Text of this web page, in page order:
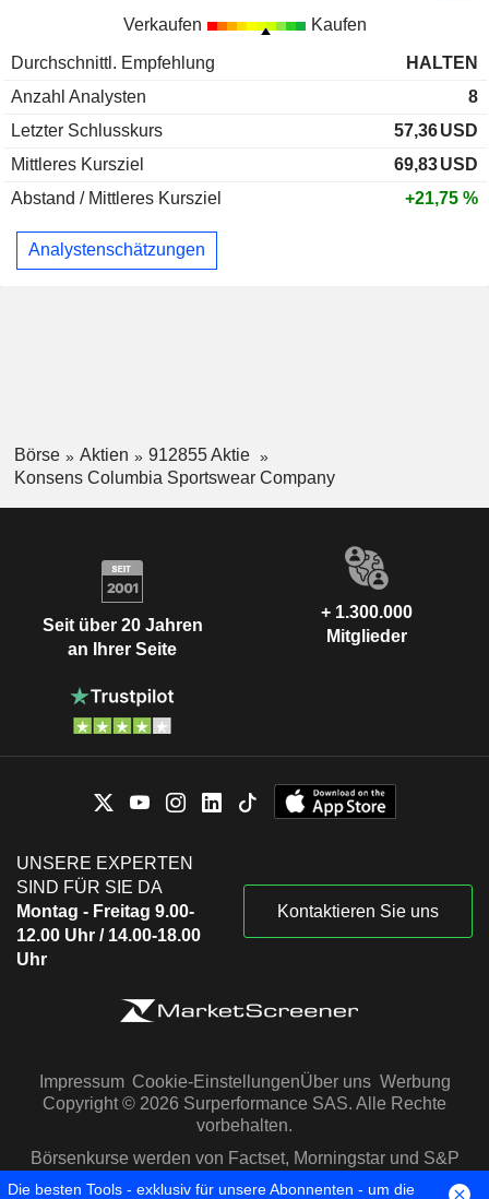
Verkaufen Kaufen
Durchschnittl. Empfehlung
HALTEN
Anzahl Analysten
8
Letzter Schlusskurs
57,36USD
Mittleres Kursziel
69,83USD
Abstand / Mittleres Kursziel
+21,75 %
Analystenschätzungen
Börse Aktien
912855 Aktie
Konsens Columbia Sportswear Company
Seit über 20 Jahren
an Ihrer Seite
+ 1.300.000
Mitglieder
UNSERE EXPERTEN
SIND FÜR SIE DA
Montag - Freitag 9.00-
12.00 Uhr / 14.00-18.00
Uhr
Kontaktieren Sie uns
Impressum Cookie-EinstellungenÜber uns Werbung
Copyright © 2026 Surperformance SAS. Alle Rechte
vorbehalten.
Börsenkurse werden von Factset, Morningstar und S&P
Capital IQ zur Verfügung gestellt
Die besten Tools - exklusiv für unsere Abonnenten - um die